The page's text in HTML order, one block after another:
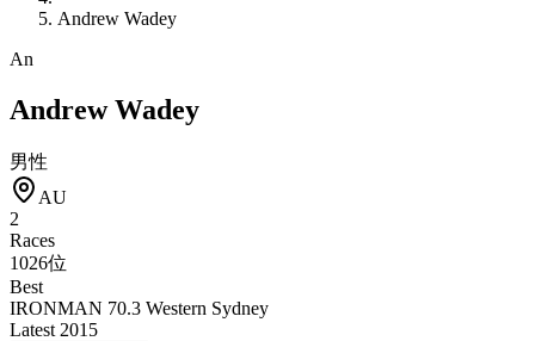
Andrew Wadey
An
Andrew Wadey
男性
AU
2
Races
1026位
Best
IRONMAN 70.3 Western Sydney
Latest 2015